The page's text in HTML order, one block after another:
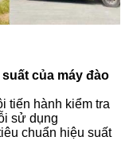
của máy đào
tiến hành kiểm tra
sử dụng
chuẩn hiệu suất